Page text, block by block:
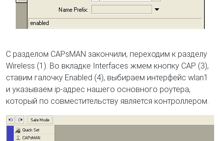
С разделом CAPsMAN закончили, переходим к разделу
Wireless (1). Во вкладке Interfaces жмем кнопку CAP (3),
ставим галочку Enabled (4), выбираем интерфейс wlan1
и указываем ip-адрес нашего основного роутера,
который по совместительству является контроллером.